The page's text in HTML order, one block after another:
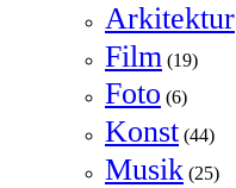
Arkitektur
Film (19)
Foto (6)
Konst (44)
Musik (25)